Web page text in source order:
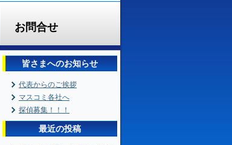
お問合せ
皆さまへのお知らせ
代表からのご挨拶
マスコミ各社へ
探偵募集！！！
最近の投稿